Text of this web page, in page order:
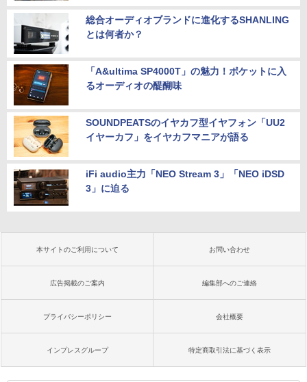
総合オーディオブランドに進化するSHANLING
とは何者か？
「A&ultima SP4000T」の魅力！ポケットに入
るオーディオの醍醐味
SOUNDPEATSのイヤカフ型イヤフォン「UU2
イヤーカフ」をイヤカフマニアが語る
iFi audio主力「NEO Stream 3」「NEO iDSD
3」に迫る
本サイトのご利用について お問い合わせ
広告掲載のご案内 編集部へのご連絡
プライバシーポリシー 会社概要
インプレスグループ 特定商取引法に基づく表示